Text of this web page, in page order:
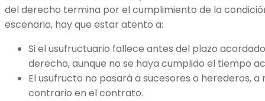
del derecho termina por el cumplimiento de la
escenario, hay que estar atento a:
Si el usufructuario fallece antes del plazo
derecho, aunque no se haya cumplido el tiempo
El usufructo no pasará a sucesores o herederos, a
contrario en el contrato.